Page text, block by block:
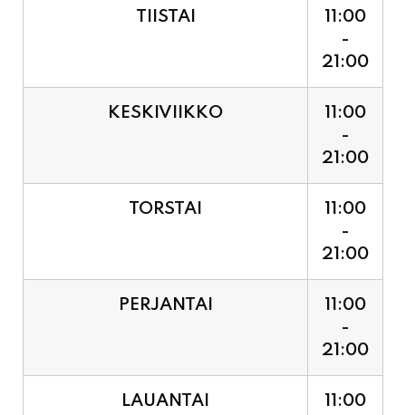
11:00
-
21:00
11:00
-
21:00
11:00
-
21:00
11:00
-
21:00